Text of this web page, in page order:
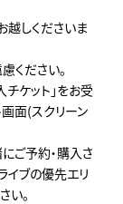
しくださいま
ください。
ケット」をお受
面(スクリーン
ご予約・購入さ
イブの優先エリ
い。